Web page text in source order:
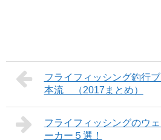
フライフィッシング釣行
本流 （2017まとめ）
フライフィッシングのウ
ーカー５選！